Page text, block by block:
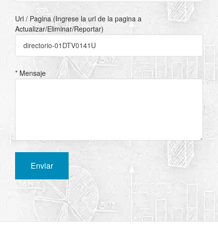
Url / Pagina (Ingrese la url de la pagina a
Actualizar/Eliminar/Reportar)
* Mensaje
Enviar